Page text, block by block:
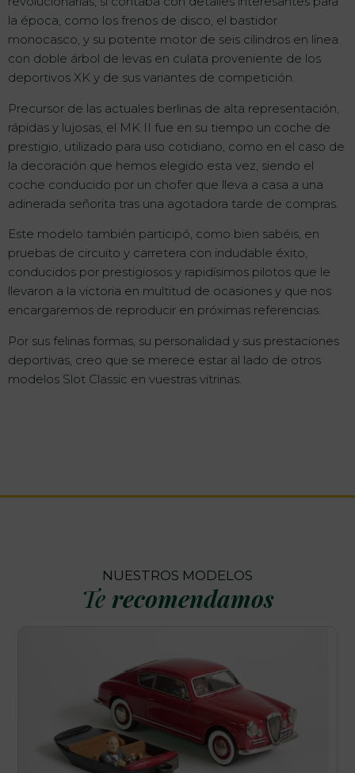
la época, como los frenos de disco, el bastidor
monocasco, y su potente motor de seis cilindros en línea
con doble árbol de levas en culata proveniente de los
deportivos XK y de sus variantes de competición.
Precursor de las actuales berlinas de alta representación,
rápidas y lujosas, el MK II fue en su tiempo un coche de
prestigio, utilizado para uso cotidiano, como en el caso de
la decoración que hemos elegido esta vez, siendo el
coche conducido por un chofer que lleva a casa a una
adinerada señorita tras una agotadora tarde de compras.
Este modelo también participó, como bien sabéis, en
pruebas de circuito y carretera con indudable éxito,
conducidos por prestigiosos y rapidísimos pilotos que le
llevaron a la victoria en multitud de ocasiones y que nos
encargaremos de reproducir en próximas referencias.
Por sus felinas formas, su personalidad y sus prestaciones
deportivas, creo que se merece estar al lado de otros
modelos Slot Classic en vuestras vitrinas.
NUESTROS MODELOS
Te recomendamos